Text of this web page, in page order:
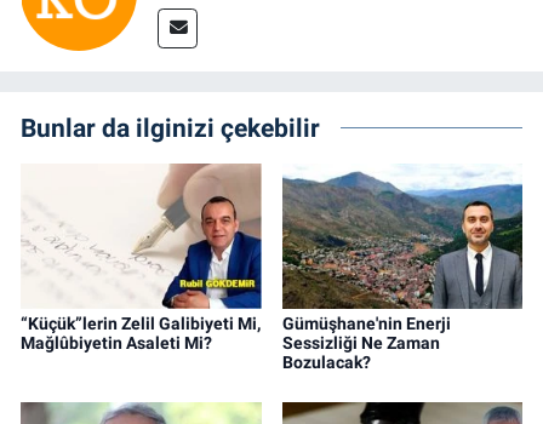
Bunlar da ilginizi çekebilir
“Küçük”lerin Zelil Galibiyeti Mi,
Mağlûbiyetin Asaleti Mi?
Gümüşhane'nin Enerji
Sessizliği Ne Zaman
Bozulacak?